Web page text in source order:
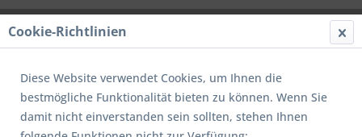
Cookie-Richtlinien
Diese Website verwendet Cookies, um Ihnen die
bestmögliche Funktionalität bieten zu können. Wenn Sie
damit nicht einverstanden sein sollten, stehen Ihnen